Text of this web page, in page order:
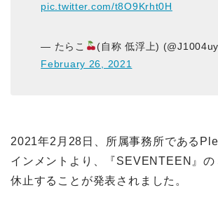
pic.twitter.com/t8O9Krht0H
— たらこ
(自称 低浮上)
February 26, 2021
2021年2月28日、所属事務所である
インメントより、『SEVENTEEN』の
休止することが発表されました。